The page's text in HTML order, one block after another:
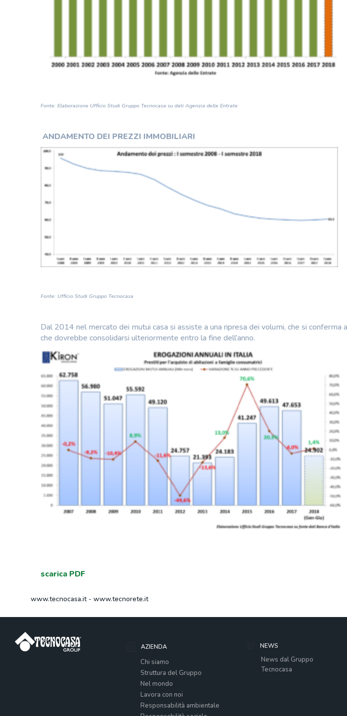
Fonte: Elaborazione Ufficio Studi Gruppo Tecnocasa su dati Agenzia delle Entrate
ANDAMENTO DEI PREZZI IMMOBILIARI
Fonte: Ufficio Studi Gruppo Tecnocasa
Dal 2014 nel mercato dei mutui casa si assiste a una ripresa dei volumi, che si
che dovrebbe consolidarsi ulteriormente entro la fine dell’anno.
scarica PDF
www.tecnocasa.it- www.tecnorete.it
AZIENDA
Chi siamo
Struttura del Gruppo
Nel mondo
Lavora con noi
Responsabilità ambientale
NEWS
News dal Gruppo
Tecnocasa